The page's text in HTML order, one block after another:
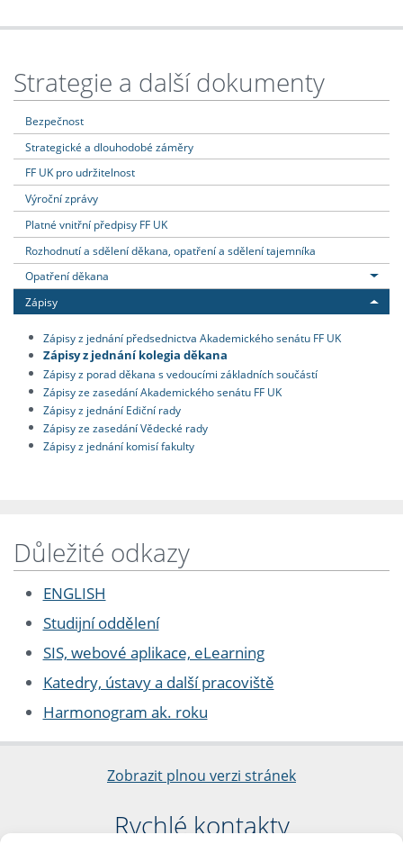
Strategie a další dokumenty
Bezpečnost
Strategické a dlouhodobé záměry
FF UK pro udržitelnost
Výroční zprávy
Platné vnitřní předpisy FF UK
Rozhodnutí a sdělení děkana, opatření a sdělení tajemníka
Opatření děkana
Zápisy
Zápisy z jednání předsednictva Akademického senátu FF UK
Zápisy z jednání kolegia děkana
Zápisy z porad děkana s vedoucími základních součástí
Zápisy ze zasedání Akademického senátu FF UK
Zápisy z jednání Ediční rady
Zápisy ze zasedání Vědecké rady
Zápisy z jednání komisí fakulty
Důležité odkazy
ENGLISH
Studijní oddělení
SIS, webové aplikace, eLearning
Katedry, ústavy a další pracoviště
Harmonogram ak. roku
Zobrazit plnou verzi stránek
Rychlé kontakty